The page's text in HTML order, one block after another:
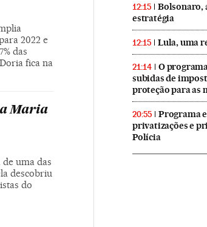
2022 e
das
fica na
Maria
uma das
descobriu
do
12:15
Bolsonaro,
estratégia
12:15 Lula, uma
21:14
O
subidas de
proteção para as
20:55
Programa
privatizações e
Polícia